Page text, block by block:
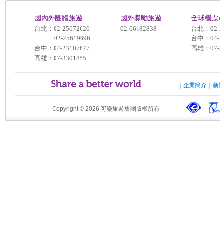
國內外團體旅遊
台北：02-25672626
02-25619696
台中：04-23107677
高雄：07-3301855
國外獎勵旅遊
02-66182838
全球機
台北：
台中：
高雄：
可樂旅遊．企業服務
企業簡介 新
Copyright © 2026 可樂旅遊集團版權所有